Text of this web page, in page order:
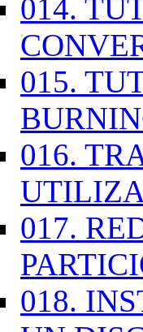
014.
015.
016.
017.
018.